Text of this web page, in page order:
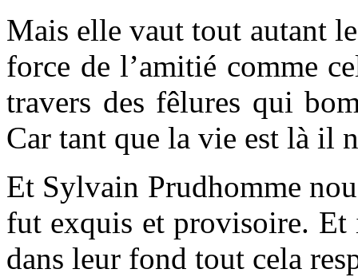
Mais elle vaut tout autant
force de l’amitié comme
travers des fêlures qui
Car tant que la vie est là il
Et Sylvain Prudhomme
fut exquis et provisoire. Et
dans leur fond tout cela